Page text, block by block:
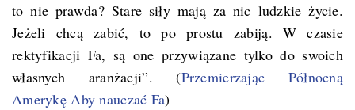
to nie prawda? Stare siły mają za nic ludzkie życie.
Jeżeli chcą zabić, to po prostu zabiją. W czasie
rektyfikacji Fa, są one przywiązane tylko do swoich
własnych aranżacji”. (Przemierzając Północną
Amerykę Aby nauczać Fa)